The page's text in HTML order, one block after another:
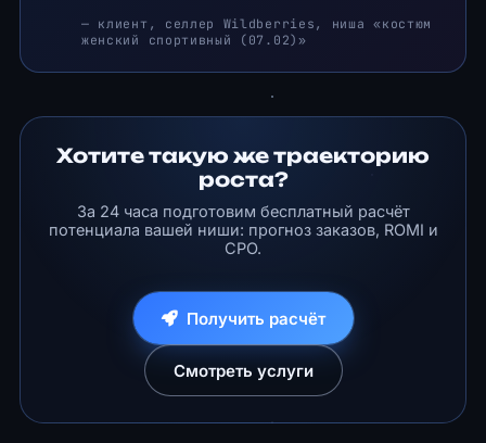
— клиент, селлер Wildberries, ниша «костюм
женский спортивный (07.02)»
Хотите такую же траекторию
роста?
За 24 часа подготовим бесплатный расчёт
потенциала вашей ниши: прогноз заказов, ROMI и
CPO.
Получить расчёт
Смотреть услуги